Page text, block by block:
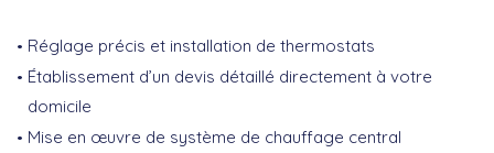
Réglage précis et installation de thermostats
Établissement d’un devis détaillé directement à votre
domicile
Mise en œuvre de système de chauffage central